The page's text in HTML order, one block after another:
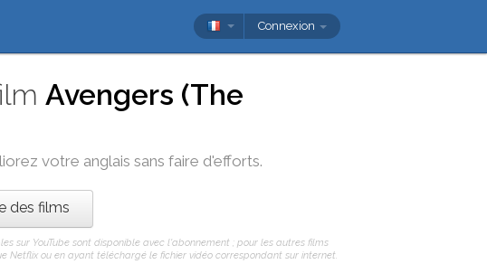
Connexion
Avengers (The
votre anglais sans faire d'efforts.
des films
sur YouTube sont disponible avec l'abonnement ; pour les autres films
Netflix ou en ayant téléchargé le fichier vidéo correspondant sur internet.